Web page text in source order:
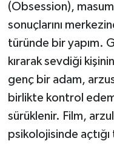
(Obsession),
sonuçlarını
türünde bir yapım.
kırarak sevdiği
genç bir adam,
birlikte kontrol
sürüklenir. Film,
psikolojisinde